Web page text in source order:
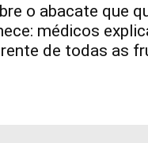
o abacate que
médicos
de todas as